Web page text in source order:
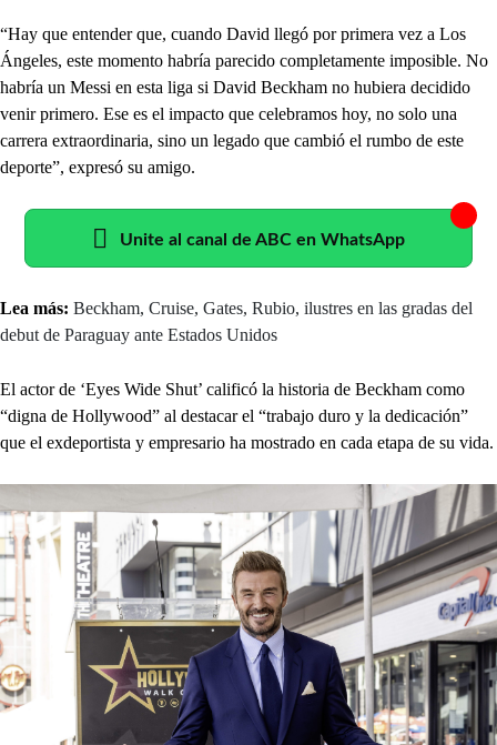
“Hay que entender que, cuando David llegó por primera vez a Los
Ángeles, este momento habría parecido completamente imposible. No
habría un Messi en esta liga si David Beckham no hubiera decidido
venir primero. Ese es el impacto que celebramos hoy, no solo una
carrera extraordinaria, sino un legado que cambió el rumbo de este
deporte”, expresó su amigo.
Unite al canal de ABC en WhatsApp
Lea más: Beckham, Cruise, Gates, Rubio, ilustres en las gradas del
debut de Paraguay ante Estados Unidos
El actor de ‘Eyes Wide Shut’ calificó la historia de Beckham como
“digna de Hollywood” al destacar el “trabajo duro y la dedicación”
que el exdeportista y empresario ha mostrado en cada etapa de su vida.